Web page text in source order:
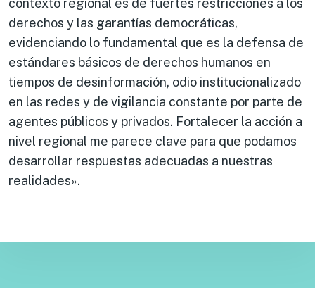
contexto regional es de fuertes restricciones a los
derechos y las garantías democráticas,
evidenciando lo fundamental que es la defensa de
estándares básicos de derechos humanos en
tiempos de desinformación, odio institucionalizado
en las redes y de vigilancia constante por parte de
agentes públicos y privados. Fortalecer la acción a
nivel regional me parece clave para que podamos
desarrollar respuestas adecuadas a nuestras
realidades».